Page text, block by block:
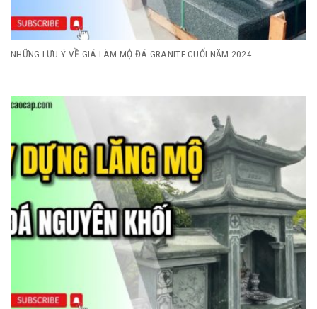
NHỮNG LƯU Ý VỀ GIÁ LÀM MỘ ĐÁ GRANITE CUỐI NĂM 2024